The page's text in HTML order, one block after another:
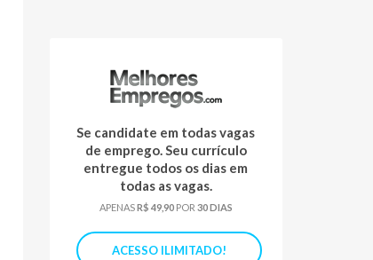
Se candidate em todas vagas
de emprego. Seu currículo
entregue todos os dias em
todas as vagas.
APENASR$ 49,90POR 30 DIAS
ACESSO ILIMITADO!